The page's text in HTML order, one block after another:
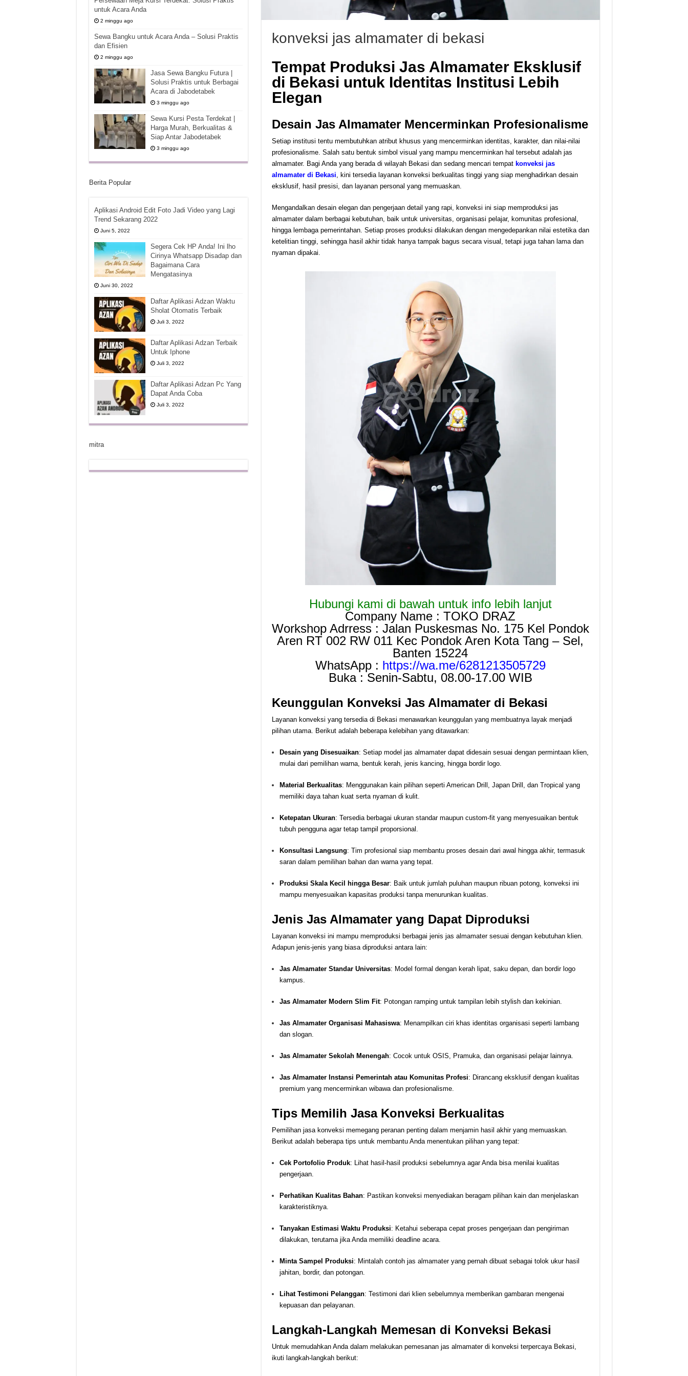
konveksi jas almamater di bekasi
Tempat Produksi Jas Almamater Eksklusif
di Bekasi untuk Identitas Institusi Lebih
Elegan
Desain Jas Almamater Mencerminkan Profesionalisme
Setiap institusi tentu membutuhkan atribut khusus yang mencerminkan identitas, karakter, dan nilai-nilai
profesionalisme. Salah satu bentuk simbol visual yang mampu mencerminkan hal tersebut adalah jas
almamater. Bagi Anda yang berada di wilayah Bekasi dan sedang mencari tempat konveksi jas
almamater di Bekasi, kini tersedia layanan konveksi berkualitas tinggi yang siap menghadirkan desain
eksklusif, hasil presisi, dan layanan personal yang memuaskan.
Mengandalkan desain elegan dan pengerjaan detail yang rapi, konveksi ini siap memproduksi jas
almamater dalam berbagai kebutuhan, baik untuk universitas, organisasi pelajar, komunitas profesional,
hingga lembaga pemerintahan. Setiap proses produksi dilakukan dengan mengedepankan nilai estetika dan
ketelitian tinggi, sehingga hasil akhir tidak hanya tampak bagus secara visual, tetapi juga tahan lama dan
nyaman dipakai.
Hubungi kami di bawah untuk info lebih lanjut
Company Name : TOKO DRAZ
Workshop Adrress : Jalan Puskesmas No. 175 Kel Pondok
Aren RT 002 RW 011 Kec Pondok Aren Kota Tang – Sel,
Banten 15224
WhatsApp : https://wa.me/6281213505729
Buka : Senin-Sabtu, 08.00-17.00 WIB
Keunggulan Konveksi Jas Almamater di Bekasi
Layanan konveksi yang tersedia di Bekasi menawarkan keunggulan yang membuatnya layak menjadi
pilihan utama. Berikut adalah beberapa kelebihan yang ditawarkan:
Desain yang Disesuaikan: Setiap model jas almamater dapat didesain sesuai dengan permintaan klien,
mulai dari pemilihan warna, bentuk kerah, jenis kancing, hingga bordir logo.
Material Berkualitas: Menggunakan kain pilihan seperti American Drill, Japan Drill, dan Tropical yang
memiliki daya tahan kuat serta nyaman di kulit.
Ketepatan Ukuran: Tersedia berbagai ukuran standar maupun custom-fit yang menyesuaikan bentuk
tubuh pengguna agar tetap tampil proporsional.
Konsultasi Langsung: Tim profesional siap membantu proses desain dari awal hingga akhir, termasuk
saran dalam pemilihan bahan dan warna yang tepat.
Produksi Skala Kecil hingga Besar: Baik untuk jumlah puluhan maupun ribuan potong, konveksi ini
mampu menyesuaikan kapasitas produksi tanpa menurunkan kualitas.
Jenis Jas Almamater yang Dapat Diproduksi
Layanan konveksi ini mampu memproduksi berbagai jenis jas almamater sesuai dengan kebutuhan klien.
Adapun jenis-jenis yang biasa diproduksi antara lain:
Jas Almamater Standar Universitas: Model formal dengan kerah lipat, saku depan, dan bordir logo
kampus.
Jas Almamater Modern Slim Fit: Potongan ramping untuk tampilan lebih stylish dan kekinian.
Jas Almamater Organisasi Mahasiswa: Menampilkan ciri khas identitas organisasi seperti lambang
dan slogan.
Jas Almamater Sekolah Menengah: Cocok untuk OSIS, Pramuka, dan organisasi pelajar lainnya.
Jas Almamater Instansi Pemerintah atau Komunitas Profesi: Dirancang eksklusif dengan kualitas
premium yang mencerminkan wibawa dan profesionalisme.
Tips Memilih Jasa Konveksi Berkualitas
Pemilihan jasa konveksi memegang peranan penting dalam menjamin hasil akhir yang memuaskan.
Berikut adalah beberapa tips untuk membantu Anda menentukan pilihan yang tepat:
Cek Portofolio Produk: Lihat hasil-hasil produksi sebelumnya agar Anda bisa menilai kualitas
pengerjaan.
Perhatikan Kualitas Bahan: Pastikan konveksi menyediakan beragam pilihan kain dan menjelaskan
karakteristiknya.
Tanyakan Estimasi Waktu Produksi: Ketahui seberapa cepat proses pengerjaan dan pengiriman
dilakukan, terutama jika Anda memiliki deadline acara.
Minta Sampel Produksi: Mintalah contoh jas almamater yang pernah dibuat sebagai tolok ukur hasil
jahitan, bordir, dan potongan.
Lihat Testimoni Pelanggan: Testimoni dari klien sebelumnya memberikan gambaran mengenai
kepuasan dan pelayanan.
Langkah-Langkah Memesan di Konveksi Bekasi
Untuk memudahkan Anda dalam melakukan pemesanan jas almamater di konveksi terpercaya Bekasi,
ikuti langkah-langkah berikut:
untuk Acara Anda
2 minggu ago
Sewa Bangku untuk Acara Anda – Solusi Praktis
dan Efisien
2 minggu ago
Jasa Sewa Bangku Futura |
Solusi Praktis untuk Berbagai
Acara di Jabodetabek
3 minggu ago
Sewa Kursi Pesta Terdekat |
Harga Murah, Berkualitas &
Siap Antar Jabodetabek
3 minggu ago
Berita Popular
Aplikasi Android Edit Foto Jadi Video yang Lagi
Trend Sekarang 2022
Juni 5, 2022
Segera Cek HP Anda! Ini lho
Cirinya Whatsapp Disadap dan
Bagaimana Cara
Mengatasinya
Juni 30, 2022
Daftar Aplikasi Adzan Waktu
Sholat Otomatis Terbaik
Juli 3, 2022
Daftar Aplikasi Adzan Terbaik
Untuk Iphone
Juli 3, 2022
Daftar Aplikasi Adzan Pc Yang
Dapat Anda Coba
Juli 3, 2022
mitra